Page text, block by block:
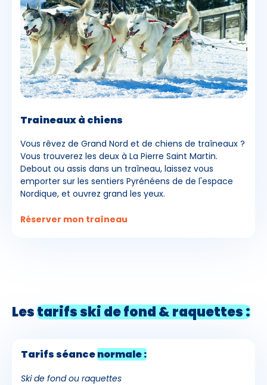
Traineaux à chiens
Vous rêvez de Grand Nord et de chiens de traîneaux ?
Vous trouverez les deux à La Pierre Saint Martin.
Debout ou assis dans un traîneau, laissez vous
emporter sur les sentiers Pyrénéens de de l'espace
Nordique, et ouvrez grand les yeux.
Réserver mon traîneau
Lestarifs ski de fond & raquettes :
Tarifs séancenormale :
Ski de fond ou raquettes